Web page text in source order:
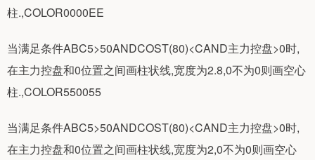
柱.,COLOR0000EE
当满足条件ABC5>50ANDCOST(80)<CAND主力控盘>0时,
在主力控盘和0位置之间画柱状线,宽度为2.8,0不为0则画空心
柱.,COLOR550055
当满足条件ABC5>50ANDCOST(80)<CAND主力控盘>0时,
在主力控盘和0位置之间画柱状线,宽度为2,0不为0则画空心